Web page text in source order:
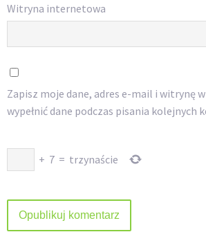
Witryna internetowa
Zapisz moje dane, adres e-mail i witrynę
wypełnić dane podczas pisania kolejnych
+ 7 = trzynaście